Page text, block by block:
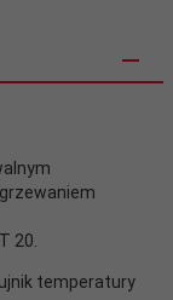
20.
temperatury